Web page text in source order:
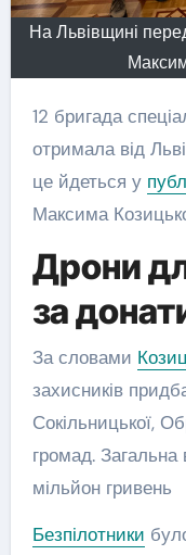
На Львівщині
12 бригада
отримала від
це йдеться у
Максима
Дрони
за
За словами
захисників
Сокільницької,
громад. Загальна
мільйон гривень
Безпілотники